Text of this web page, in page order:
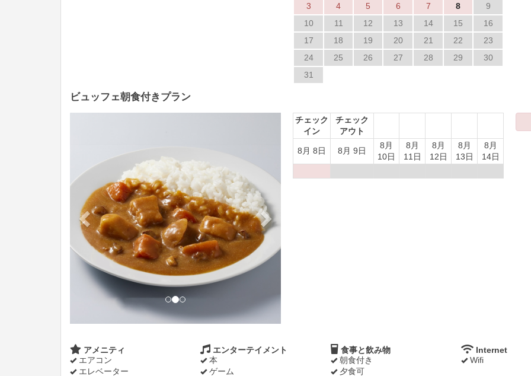
3
4 5 6 7 8
9
10
11 12 13 14 15
16
17
18 19 20 21 22
23
24
25 26 27 28 29
30
31
ビュッフェ朝食付きプラン
チェック
イン
チェック
アウト
8月 8日 8月 9日
8月
10日
8月
11日
8月
12日
8月
13日
8月
14日
アメニティ
エアコン
エレベーター
エンターテイメント
本
ゲーム
食事と飲み物
朝食付き
夕食可
Internet
Wifi